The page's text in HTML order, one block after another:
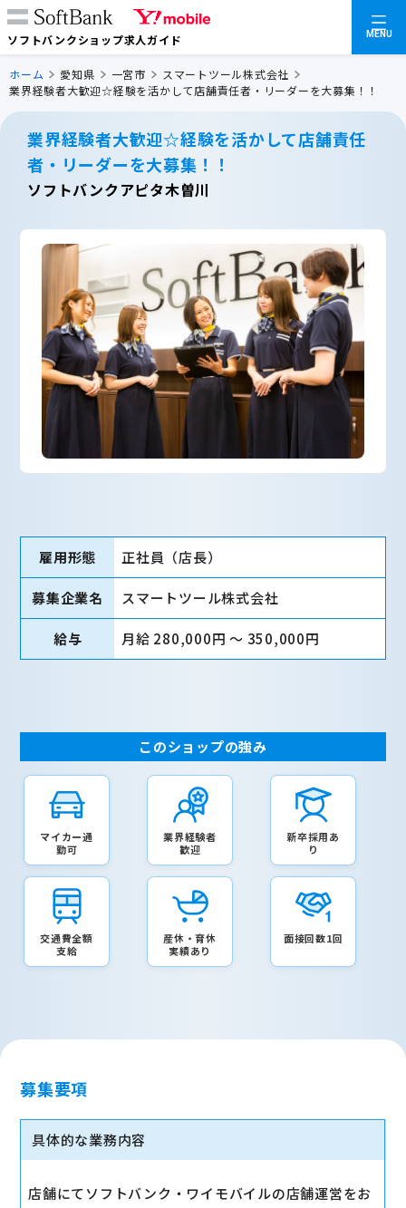
ソフトバンクショップ求人ガイド MENU
ホーム 愛知県 一宮市
スマートツール株式会社
業界経験者大歓迎☆経験を活かして店舗責任者・リーダーを大募集！！
業界経験者大歓迎☆経験を活かして店舗責任
者・リーダーを大募集！！
ソフトバンクアピタ木曽川
雇用形態 正社員（店長）
募集企業名 スマートツール株式会社
給与 月給 280,000円 〜 350,000円
このショップの強み
マイカー通
勤可
業界経験者
歓迎
新卒採用あ
り
交通費全額
支給
産休・育休
実績あり
面接回数1回
募集要項
具体的な業務内容
店舗にてソフトバンク・ワイモバイルの店舗運営をお